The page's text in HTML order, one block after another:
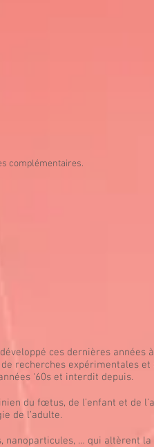
complémentaires.
ces dernières années
recherches expérimentales
‘60s et interdit depuis.
du fœtus, de l’enfant et de
de l’adulte.
nanoparticules, … qui altèrent